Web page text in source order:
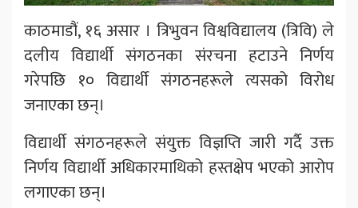
काठमाडौं, १६ असार । त्रिभुवन विश्वविद्यालय (त्रिवि) ले
दलीय विद्यार्थी संगठनका संरचना हटाउने निर्णय
गरेपछि १० विद्यार्थी संगठनहरूले त्यसको विरोध
जनाएका छन्।
विद्यार्थी संगठनहरूले संयुक्त विज्ञप्ति जारी गर्दै उक्त
निर्णय विद्यार्थी अधिकारमाथिको हस्तक्षेप भएको आरोप
लगाएका छन्।